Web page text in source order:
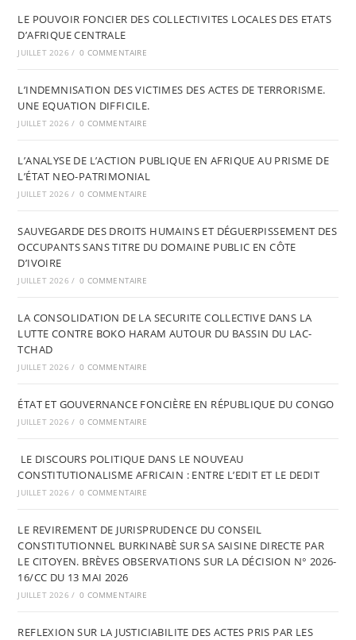
LE POUVOIR FONCIER DES COLLECTIVITES LOCALES DES ETATS
D’AFRIQUE CENTRALE
JUILLET 2026 / 0 COMMENTAIRE
L’INDEMNISATION DES VICTIMES DES ACTES DE TERRORISME.
UNE EQUATION DIFFICILE.
JUILLET 2026 / 0 COMMENTAIRE
L’ANALYSE DE L’ACTION PUBLIQUE EN AFRIQUE AU PRISME DE
L’ÉTAT NEO-PATRIMONIAL
JUILLET 2026 / 0 COMMENTAIRE
SAUVEGARDE DES DROITS HUMAINS ET DÉGUERPISSEMENT DES
OCCUPANTS SANS TITRE DU DOMAINE PUBLIC EN CÔTE
D’IVOIRE
JUILLET 2026 / 0 COMMENTAIRE
LA CONSOLIDATION DE LA SECURITE COLLECTIVE DANS LA
LUTTE CONTRE BOKO HARAM AUTOUR DU BASSIN DU LAC-
TCHAD
JUILLET 2026 / 0 COMMENTAIRE
ÉTAT ET GOUVERNANCE FONCIÈRE EN RÉPUBLIQUE DU CONGO
JUILLET 2026 / 0 COMMENTAIRE
LE DISCOURS POLITIQUE DANS LE NOUVEAU
CONSTITUTIONALISME AFRICAIN : ENTRE L’EDIT ET LE DEDIT
JUILLET 2026 / 0 COMMENTAIRE
LE REVIREMENT DE JURISPRUDENCE DU CONSEIL
CONSTITUTIONNEL BURKINABÈ SUR SA SAISINE DIRECTE PAR
LE CITOYEN. BRÈVES OBSERVATIONS SUR LA DÉCISION N° 2026-
16/CC DU 13 MAI 2026
JUILLET 2026 / 0 COMMENTAIRE
REFLEXION SUR LA JUSTICIABILITE DES ACTES PRIS PAR LES